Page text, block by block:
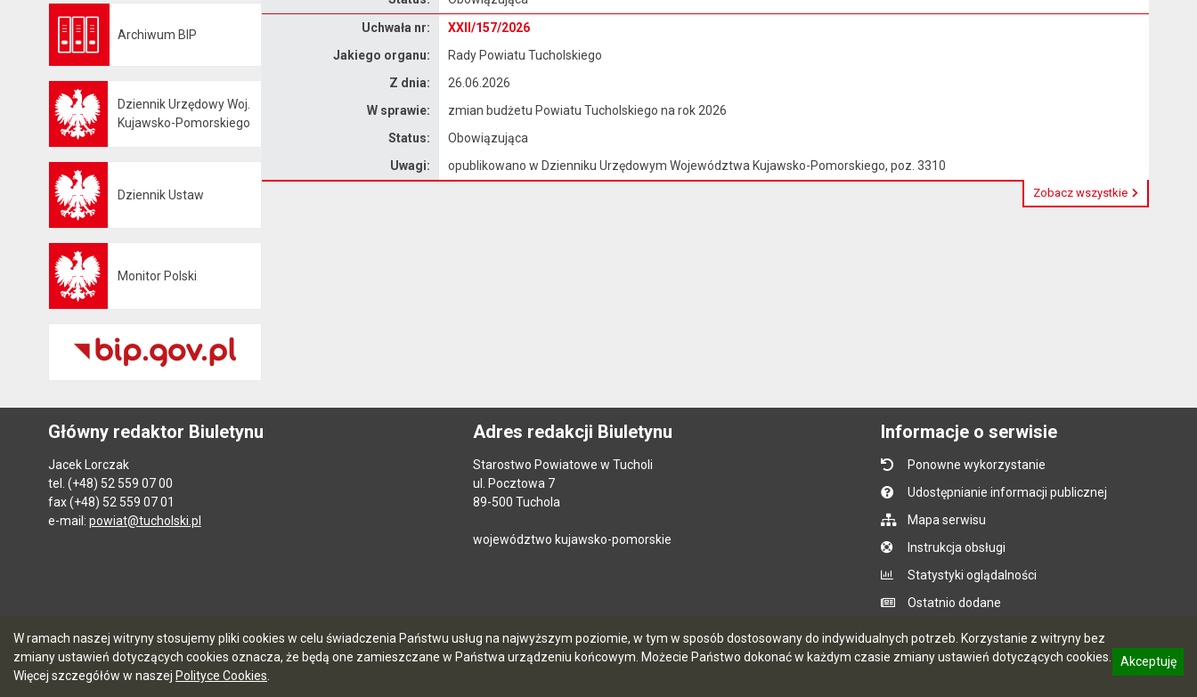
W ramach naszej witryny stosujemy pliki cookies w celu świadczenia Państwu usług na najwyższym poziomie, w tym w sposób dostosowany do indywidualnych potrzeb. Korzystanie z witryny bez
zmiany ustawień dotyczących cookies oznacza, że będą one zamieszczane w Państwa urządzeniu końcowym. Możecie Państwo dokonać w każdym czasie zmiany ustawień dotyczących cookies.
Więcej szczegółów w naszej Polityce Cookies
Akceptuję
Archiwum BIP
Dziennik Urzędowy Woj.
Kujawsko-Pomorskiego
Dziennik Ustaw
Monitor Polski
Uchwała nr:
XXII/157/2026
Jakiego organu:
Rady Powiatu Tucholskiego
Z dnia:
26.06.2026
W sprawie:
zmian budżetu Powiatu Tucholskiego na rok 2026
Status:
Obowiązująca
Uwagi:
opublikowano w Dzienniku Urzędowym Województwa Kujawsko-Pomorskiego, poz. 3310
Zobacz wszystkie
Główny redaktor Biuletynu
Jacek Lorczak
tel. (+48) 52 559 07 00
fax (+48) 52 559 07 01
e-mail: powiat@tucholski.pl
Adres redakcji Biuletynu
Starostwo Powiatowe w Tucholi
ul. Pocztowa 7
89-500 Tuchola
województwo kujawsko-pomorskie
Informacje o serwisie
Ponowne wykorzystanie
Udostępnianie informacji publicznej
Mapa serwisu
Instrukcja obsługi
Statystyki oglądalności
Ostatnio dodane
Ostatnia aktualizacja BIP: 07.08.2026 14:05
5.7.0 [104]